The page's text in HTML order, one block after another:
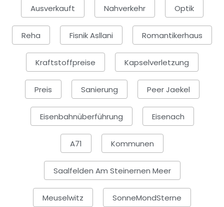
Ausverkauft Nahverkehr Optik
Reha Fisnik Asllani Romantikerhaus
Kraftstoffpreise Kapselverletzung
Preis Sanierung Peer Jaekel
Eisenbahnüberführung Eisenach
A71 Kommunen
Saalfelden Am Steinernen Meer
Meuselwitz SonneMondSterne